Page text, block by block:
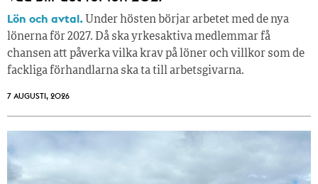
Lön och avtal. Under hösten börjar arbetet med de nya
lönerna för 2027. Då ska yrkesaktiva medlemmar få
chansen att påverka vilka krav på löner och villkor som de
fackliga förhandlarna ska ta till arbetsgivarna.
7 AUGUSTI, 2026